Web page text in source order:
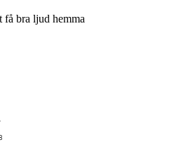
få bra ljud hemma